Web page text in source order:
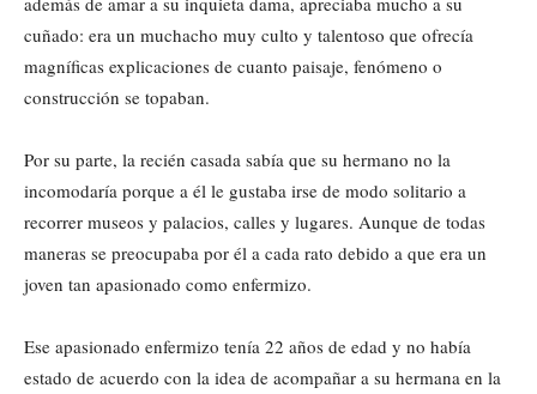
cuñado: era un muchacho muy culto y talentoso que ofrecía
magníficas explicaciones de cuanto paisaje, fenómeno o
construcción se topaban.
Por su parte, la recién casada sabía que su hermano no la
incomodaría porque a él le gustaba irse de modo solitario a
recorrer museos y palacios, calles y lugares. Aunque de todas
maneras se preocupaba por él a cada rato debido a que era un
joven tan apasionado como enfermizo.
Ese apasionado enfermizo tenía 22 años de edad y no había
estado de acuerdo con la idea de acompañar a su hermana en la